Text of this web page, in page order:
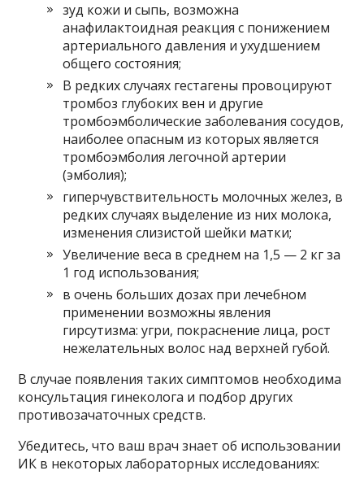
зуд кожи и сыпь, возможна
анафилактоидная реакция с понижением
артериального давления и ухудшением
общего состояния;
В редких случаях гестагены провоцируют
тромбоз глубоких вен и другие
тромбоэмболические заболевания сосудов,
наиболее опасным из которых является
тромбоэмболия легочной артерии
(эмболия);
гиперчувствительность молочных желез, в
редких случаях выделение из них молока,
изменения слизистой шейки матки;
Увеличение веса в среднем на 1,5 — 2 кг за
1 год использования;
в очень больших дозах при лечебном
применении возможны явления
гирсутизма: угри, покраснение лица, рост
нежелательных волос над верхней губой.
В случае появления таких симптомов необходима
консультация гинеколога и подбор других
противозачаточных средств.
Убедитесь, что ваш врач знает об использовании
ИК в некоторых лабораторных исследованиях: